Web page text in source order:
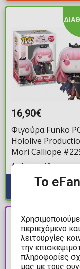
16,90€
Φιγούρα Funko
Hololive
Mori Calliope
Διαθέσιμα: 10+
Το
περιεχόμενο
λειτουργίες
την
πληροφορίες
μας με τους